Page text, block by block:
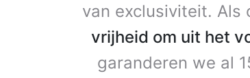
van exclusiviteit. Als
vrijheid om uit het
garanderen we al